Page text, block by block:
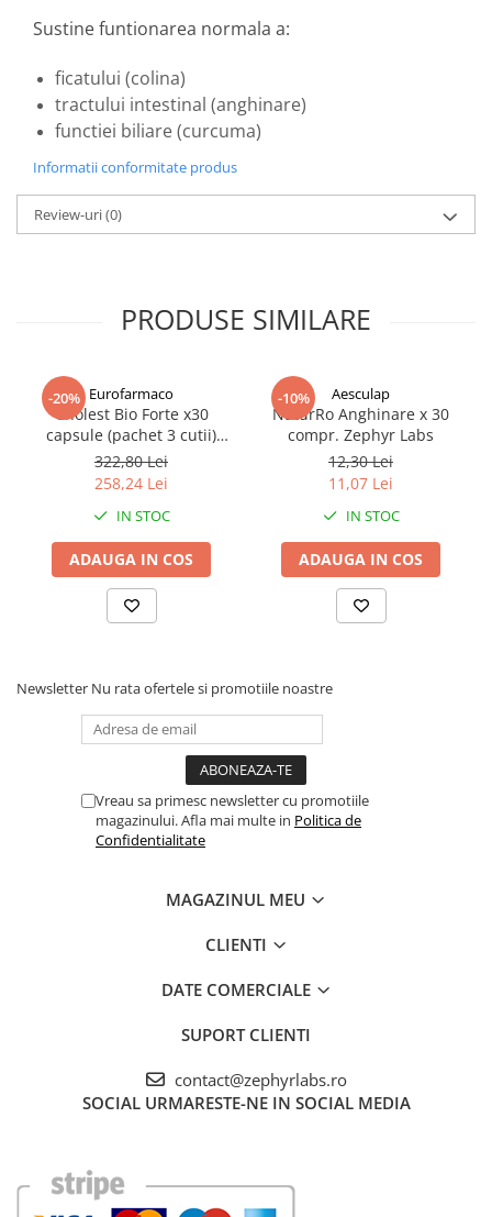
Sustine funtionarea normala a:
ficatului (colina)
tractului intestinal (anghinare)
functiei biliare (curcuma)
Informatii conformitate produs
Review-uri(0)
PRODUSE SIMILARE
-20% Eurofarmaco
Cholest Bio Forte x30
capsule (pachet 3 cutii)
Zephyr Labs
322,80 Lei
258,24 Lei
IN STOC
ADAUGA IN COS
-10% Aesculap
NaturRo Anghinare x 30
compr. Zephyr Labs
12,30 Lei
11,07 Lei
IN STOC
ADAUGA IN COS
Newsletter Nu rata ofertele si promotiile noastre
Vreau sa primesc newsletter cu promotiile
magazinului. Afla mai multe in Politica de
Confidentialitate
MAGAZINUL MEU
CLIENTI
DATE COMERCIALE
SUPORT CLIENTI
contact@zephyrlabs.ro
SOCIAL URMARESTE-NE IN SOCIAL MEDIA